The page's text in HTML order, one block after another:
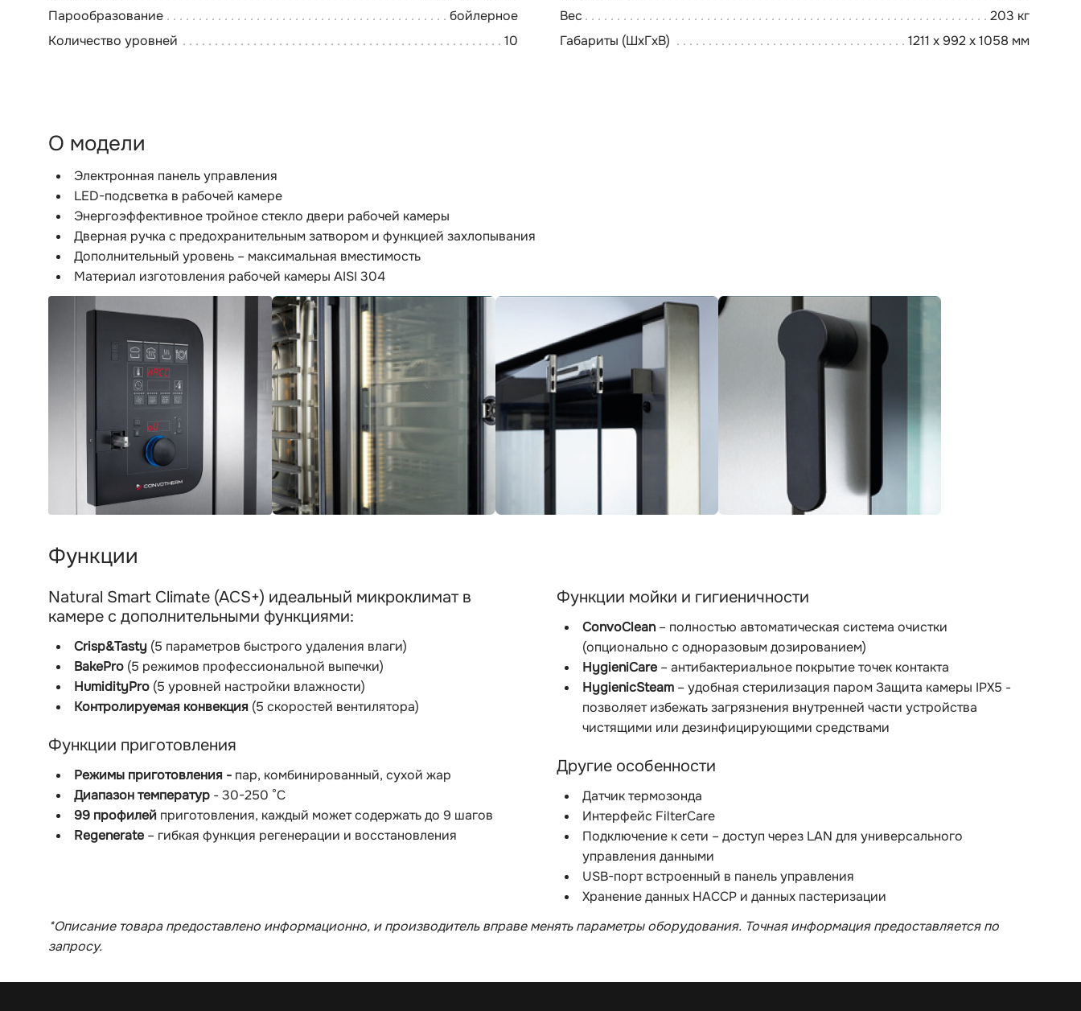
Парообразование
бойлерное
Количество уровней
10
Вес
203 кг
Габариты (ШхГхВ)
1211 x 992 x 1058 мм
О модели
Электронная панель управления
LED-подсветка в рабочей камере
Энергоэффективное тройное стекло двери рабочей камеры
Дверная ручка с предохранительным затвором и функцией захлопывания
Дополнительный уровень – максимальная вместимость
Материал изготовления рабочей камеры AISI 304
Функции
Natural Smart Climate (ACS+) идеальный микроклимат в
камере с дополнительными функциями:
Crisp&Tasty (5 параметров быстрого удаления влаги)
BakePro (5 режимов профессиональной выпечки)
HumidityPro (5 уровней настройки влажности)
Контролируемая конвекция (5 скоростей вентилятора)
Функции приготовления
Режимы приготовления - пар, комбинированный, сухой жар
Диапазон температур - 30-250 °С
99 профилей приготовления, каждый может содержать до 9 шагов
Regenerate – гибкая функция регенерации и восстановления
Функции мойки и гигиеничности
ConvoClean – полностью автоматическая система очистки
(опционально с одноразовым дозированием)
HygieniCare – антибактериальное покрытие точек контакта
HygienicSteam – удобная стерилизация паром Защита камеры IPX5 -
позволяет избежать загрязнения внутренней части устройства
чистящими или дезинфицирующими средствами
Другие особенности
Датчик термозонда
Интерфейс FilterCare
Подключение к сети – доступ через LAN для универсального
управления данными
USB-порт встроенный в панель управления
Хранение данных HACCP и данных пастеризации
*Описание товара предоставлено информационно, и производитель вправе менять параметры оборудования. Точная информация предоставляется по
запросу.